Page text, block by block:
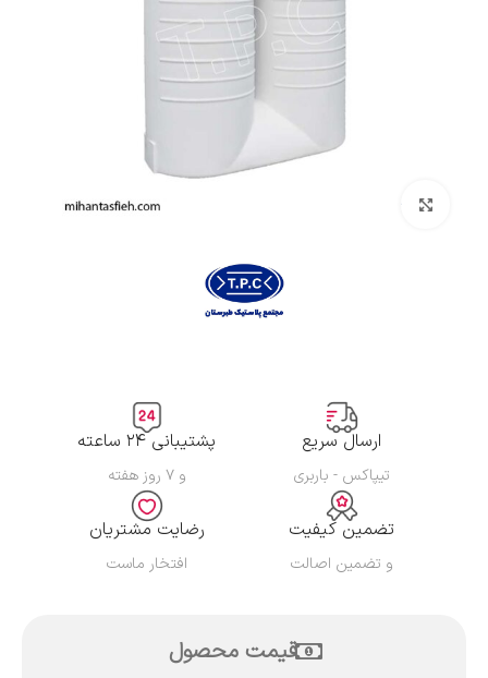
بزرگنمایی تصویر
ارسال سریع
تیپاکس - باربری
پشتیبانی ۲۴ ساعته
و ۷ روز هفته
تضمین کیفیت
و تضمین اصالت
رضایت مشتریان
افتخار ماست
قیمت محصول